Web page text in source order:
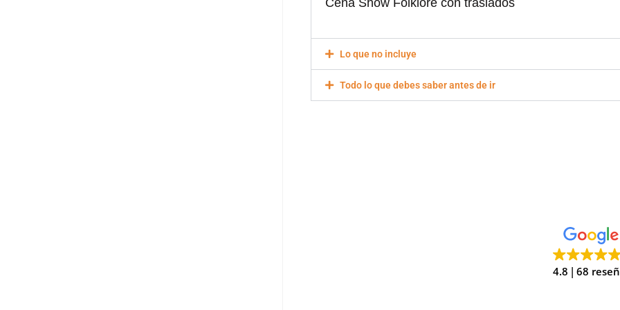
Cena Show Folklore con traslados
Lo que no incluye
Todo lo que debes saber antes de ir
4.8 68